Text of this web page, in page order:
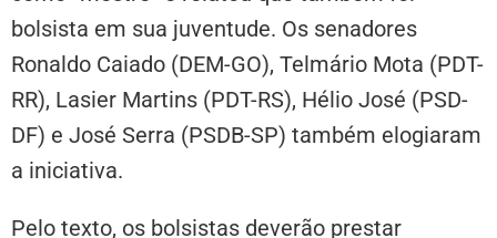
bolsista em sua juventude. Os senadores
Ronaldo Caiado (DEM-GO), Telmário Mota (PDT-
RR), Lasier Martins (PDT-RS), Hélio José (PSD-
DF) e José Serra (PSDB-SP) também elogiaram
a iniciativa.
Pelo texto, os bolsistas deverão prestar